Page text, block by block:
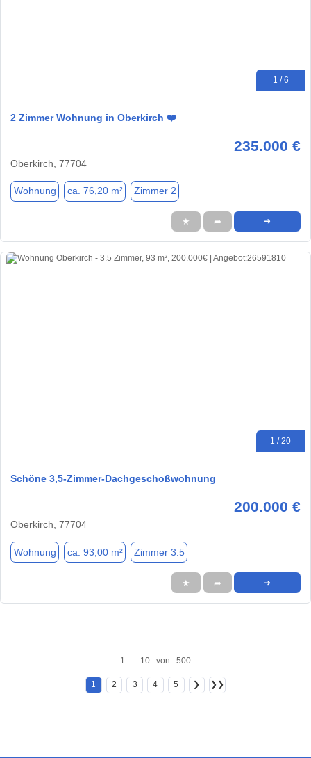
1 / 6
2 Zimmer Wohnung in Oberkirch ❤️
235.000 €
Oberkirch, 77704
Wohnung ca. 76,20 m² Zimmer 2
★ ➦ ➜
1 / 20
Schöne 3,5-Zimmer-Dachgeschoßwohnung
200.000 €
Oberkirch, 77704
Wohnung ca. 93,00 m² Zimmer 3.5
★ ➦ ➜
1 - 10 von 500
1 2 3 4 5 ❯ ❯❯